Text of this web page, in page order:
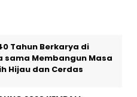
Tahun Berkarya di
sama Membangun Masa
Hijau dan Cerdas